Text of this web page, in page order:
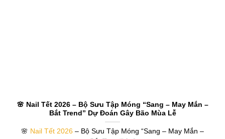
🌸 Nail Tết 2026 – Bộ Sưu Tập Móng “Sang – May Mắn –
Bắt Trend” Dự Đoán Gây Bão Mùa Lễ
🌸 Nail Tết 2026 – Bộ Sưu Tập Móng “Sang – May Mắn –